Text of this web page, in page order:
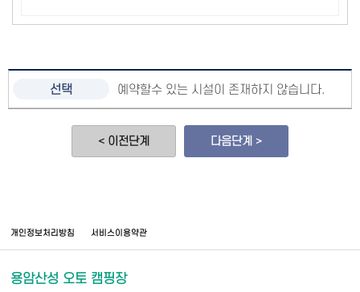
예약할수 있는 시설이 존재하지 않습니다.
< 이전단계 다음단계 >
개인정보처리방침 서비스이용약관
용암산성 오토 캠핑장